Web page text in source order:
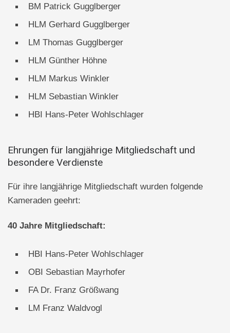
BM Patrick Gugglberger
HLM Gerhard Gugglberger
LM Thomas Gugglberger
HLM Günther Höhne
HLM Markus Winkler
HLM Sebastian Winkler
HBI Hans-Peter Wohlschlager
Ehrungen für langjährige Mitgliedschaft und
besondere Verdienste
Für ihre langjährige Mitgliedschaft wurden folgende
Kameraden geehrt:
40 Jahre Mitgliedschaft:
HBI Hans-Peter Wohlschlager
OBI Sebastian Mayrhofer
FA Dr. Franz Größwang
LM Franz Waldvogl